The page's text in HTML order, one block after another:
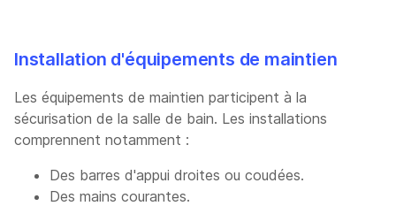
Installation d'équipements de maintien
Les équipements de maintien participent à la
sécurisation de la salle de bain. Les installations
comprennent notamment :
Des barres d'appui droites ou coudées.
Des mains courantes.